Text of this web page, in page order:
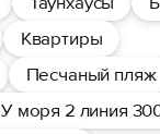
Квартиры
Песчаный пляж
У моря 2 линия